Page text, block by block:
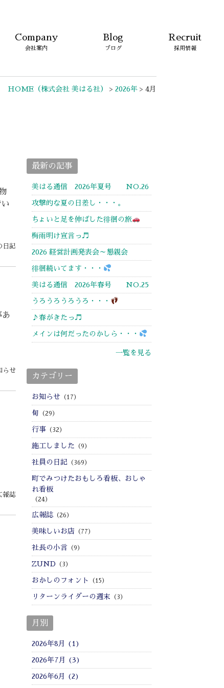
Company
会社案内
Blog
ブログ
Recruit
採用情報
HOME （株式会社 美はる社） > 2026年 > 4月
日記
あ
らせ
報誌
最新の記事
美はる通信 2026年夏号 NO.26
攻撃的な夏の日差し・・・。
ちょいと足を伸ばした徘徊の旅
梅雨明け宣言っ♬
2026 経営計画発表会～懇親会
徘徊続いてます・・・
美はる通信 2026年春号 NO.25
うろうろうろうろ・・・
♪春がきたっ♬
メインは何だったのかしら・・・
一覧を見る
カテゴリー
お知らせ （17）
旬 （29）
行事 （32）
施工しました （9）
社員の日記 （369）
町でみつけたおもしろ看板、おしゃ
れ看板
（24）
広報誌 （26）
美味しいお店 （77）
社長の小言 （9）
ZUND （3）
おかしのフォント （15）
リターンライダーの週末 （3）
月別
2026年8月 (1)
2026年7月 (3)
2026年6月 (2)